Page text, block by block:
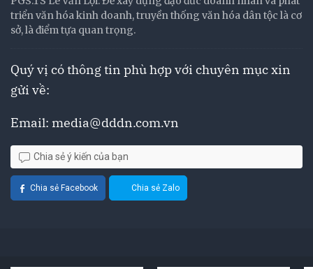
triển văn hóa kinh doanh, truyền thống văn hóa dân tộc là cơ
sở, là điểm tựa quan trọng.
Quý vị có thông tin phù hợp với chuyên mục xin
gửi về:
Email: media@dddn.com.vn
Chia sẻ ý kiến của bạn
Chia sẻ Facebook Chia sẻ Zalo